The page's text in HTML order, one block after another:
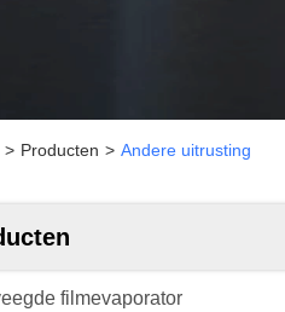
> Producten > Andere uitrusting
filmevaporator